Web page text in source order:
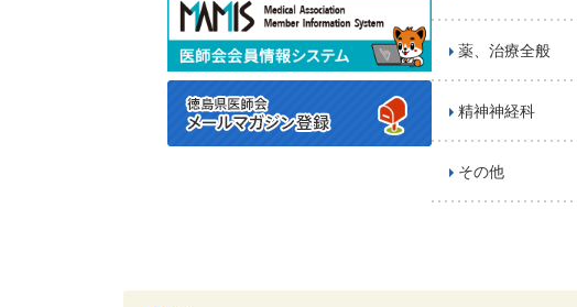
薬、治療全般
精神神経科
その他